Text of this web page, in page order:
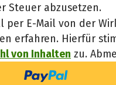
Steuer abzusetzen.
per E-Mail von der
erfahren. Hierfür
von Inhalten zu.